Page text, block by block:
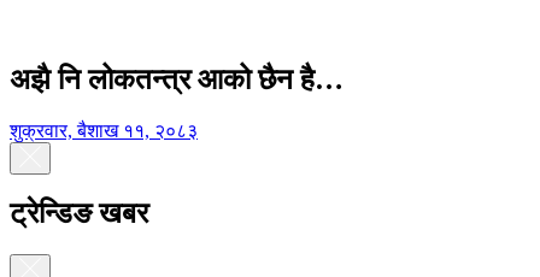
अझै नि लोकतन्त्र आको छैन है…
शुक्रवार, बैशाख ११, २०८३
ट्रेन्डिङ खबर